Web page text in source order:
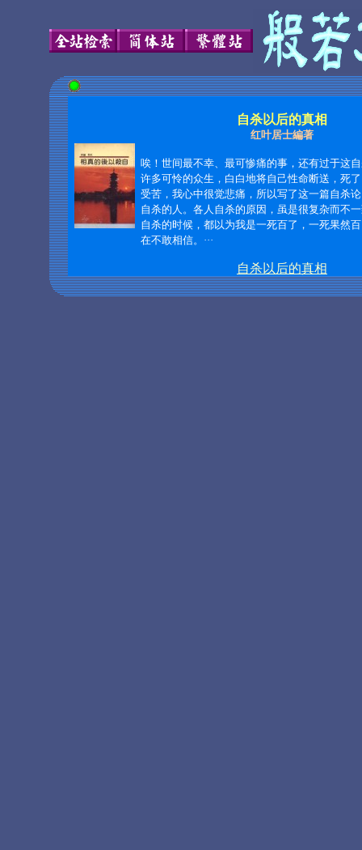
自杀以后的真相
红叶居士編著
唉！世间最不幸、最可惨痛的事，还有过于这
许多可怜的众生，白白地将自己性命断送，死
受苦，我心中很觉悲痛，所以写了这一篇自杀
自杀的人。各人自杀的原因，虽是很复杂而不
自杀的时候，都以为我是一死百了，一死果然
在不敢相信。 ···
自杀以后的真相